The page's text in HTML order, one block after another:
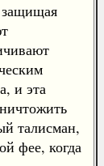
защищая
и эта
талисман,
фее, когда